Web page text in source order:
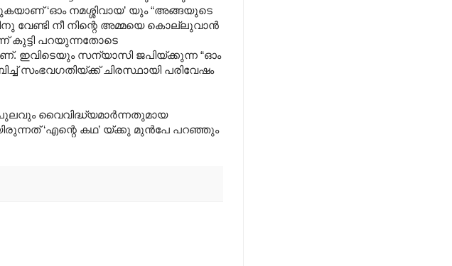
‘ഓം നമശ്ശിവായ’ യും “അങ്ങയുടെ
വേണ്ടി നീ നിന്റെ അമ്മയെ കൊല്ലുവാൻ
കുട്ടി പറയുന്നതോടെ
ഇവിടെയും സന്യാസി ജപിയ്ക്കുന്ന “ഓം
സംഭവഗതിയ്ക്ക് ചിരസ്ഥായി പരിവേഷം
വൈവിദ്ധ്യമാർന്നതുമായ
‘എന്റെ കഥ’ യ്ക്കു മുൻപേ പറഞ്ഞും